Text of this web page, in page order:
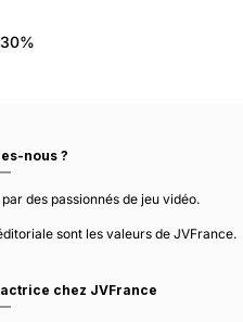
30%
nous ?
des passionnés de jeu vidéo.
sont les valeurs de JVFrance.
chez JVFrance